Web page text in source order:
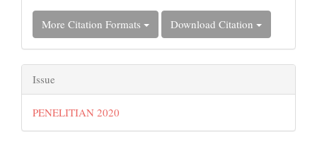
More Citation Formats Download Citation
Issue
PENELITIAN 2020